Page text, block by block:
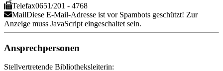
Telefax0651/201 - 4768
MailDiese E-Mail-Adresse ist vor Spambots geschützt! Zur
Anzeige muss JavaScript eingeschaltet sein.
Ansprechpersonen
Stellvertretende Bibliotheksleiterin: